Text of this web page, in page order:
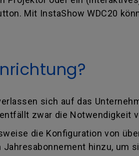
Mit InstaShow WDC20
sich auf das
zwar die Notwendigkeit
die Konfiguration von
hinzu, um